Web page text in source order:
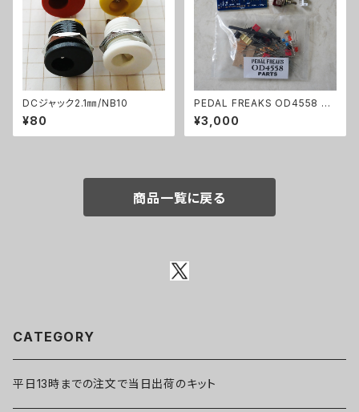
DCジャック2.1㎜/NB10
¥80
PEDAL FREAKS OD4558 パ
ーツセット
¥3,000
商品一覧に戻る
CATEGORY
平日13時までの注文で当日出荷のキット